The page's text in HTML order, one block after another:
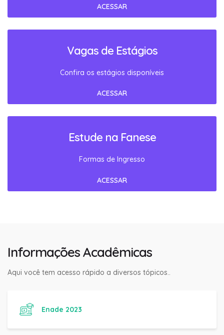
ACESSAR
Vagas de Estágios
Confira os estágios disponíveis
ACESSAR
Estude na Fanese
Formas de Ingresso
ACESSAR
Informações Acadêmicas
Aqui você tem acesso rápido a diversos tópicos..
Enade 2023